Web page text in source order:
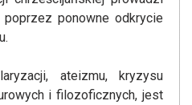
ponowne odkrycie
ateizmu, kryzysu
i filozoficznych, jest